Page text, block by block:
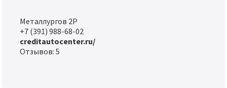
Металлургов 2Р
+7 (391) 988-68-02
creditautocenter.ru/
Отзывов: 5